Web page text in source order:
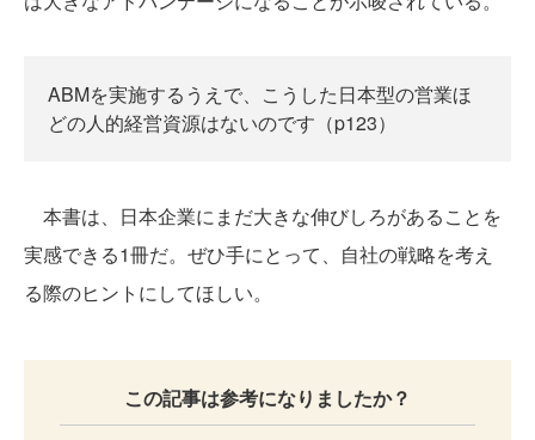
ABMを実施するうえで、こうした日本型の営業ほ
どの人的経営資源はないのです（p123）
本書は、日本企業にまだ大きな伸びしろがあることを
実感できる1冊だ。ぜひ手にとって、自社の戦略を考え
る際のヒントにしてほしい。
この記事は参考になりましたか？